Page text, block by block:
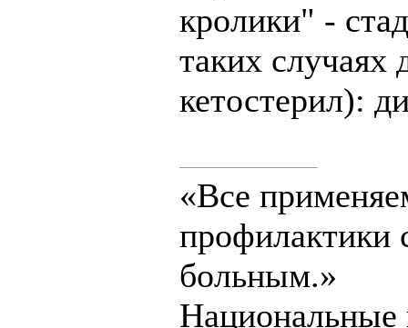
кролики" -
таких случаях
кетостерил):
«Все
профилактики
больным.»